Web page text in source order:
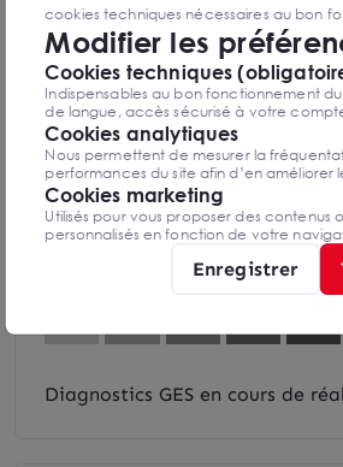
DPE & GES
Diagnostic de performance
Diagnostics DPE en cours de
Indice d'émission de gaz à
Diagnostics GES en cours de
cookies techniques nécessaires au bon
seront déposés. Pour plus d’informations,
«Protection des données à
personnel ».Lorsque vous naviguez sur
peut être amenée à déposer des cookies.
possibilité de désactiver les cookies, ces
valables que sur le navigateur que vous
Modifier les
Cookies techniques
Indispensables au bon fonctionnement
de langue, accès sécurisé à votre
Cookies analytiques
Nous permettent de mesurer la
performances du site afin d’en améliorer
Cookies marketing
Utilisés pour vous proposer des contenus
personnalisés en fonction de votre
Enregistrer